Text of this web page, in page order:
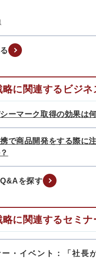
略に関連するビジネ
ーマーク取得の効果は
で商品開発をする際に
を探す
略に関連するセミナ
ー・イベント：「社長